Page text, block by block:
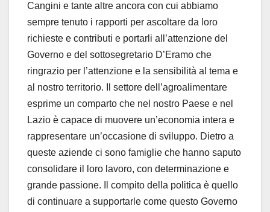
Cangini e tante altre ancora con cui abbiamo
sempre tenuto i rapporti per ascoltare da loro
richieste e contributi e portarli all’attenzione del
Governo e del sottosegretario D’Eramo che
ringrazio per l’attenzione e la sensibilità al tema e
al nostro territorio. Il settore dell’agroalimentare
esprime un comparto che nel nostro Paese e nel
Lazio è capace di muovere un’economia intera e
rappresentare un’occasione di sviluppo. Dietro a
queste aziende ci sono famiglie che hanno saputo
consolidare il loro lavoro, con determinazione e
grande passione. Il compito della politica è quello
di continuare a supportarle come questo Governo